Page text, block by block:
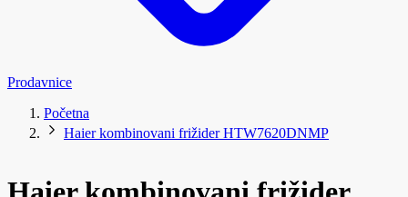
Prodavnice
Početna
Haier kombinovani frižider HTW7620DNMP